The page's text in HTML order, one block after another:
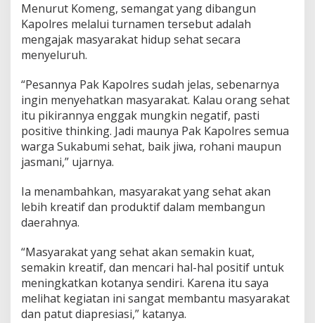
Menurut Komeng, semangat yang dibangun
Kapolres melalui turnamen tersebut adalah
mengajak masyarakat hidup sehat secara
menyeluruh.
“Pesannya Pak Kapolres sudah jelas, sebenarnya
ingin menyehatkan masyarakat. Kalau orang sehat
itu pikirannya enggak mungkin negatif, pasti
positive thinking. Jadi maunya Pak Kapolres semua
warga Sukabumi sehat, baik jiwa, rohani maupun
jasmani,” ujarnya.
Ia menambahkan, masyarakat yang sehat akan
lebih kreatif dan produktif dalam membangun
daerahnya.
“Masyarakat yang sehat akan semakin kuat,
semakin kreatif, dan mencari hal-hal positif untuk
meningkatkan kotanya sendiri. Karena itu saya
melihat kegiatan ini sangat membantu masyarakat
dan patut diapresiasi,” katanya.